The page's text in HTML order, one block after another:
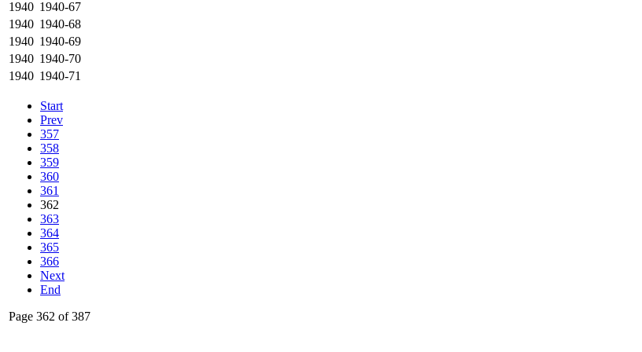
Start
Prev
357
358
359
360
361
362
363
364
365
366
Next
End
Page 362 of 387
1940 1940-67
1940 1940-68
1940 1940-69
1940 1940-70
1940 1940-71